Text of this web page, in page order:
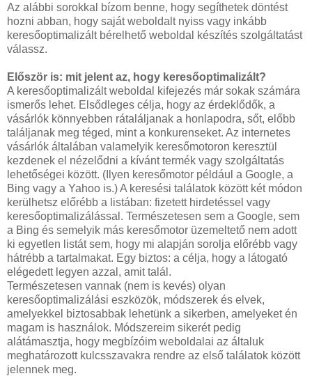
Az alábbi sorokkal bízom benne, hogy segíthetek döntést
hozni abban, hogy saját weboldalt nyiss vagy inkább
keresőoptimalizált bérelhető weboldal készítés szolgáltatást
válassz.
Először is: mit jelent az, hogy keresőoptimalizált?
A keresőoptimalizált weboldal kifejezés már sokak számára
ismerős lehet. Elsődleges célja, hogy az érdeklődők, a
vásárlók könnyebben rátaláljanak a honlapodra, sőt, előbb
találjanak meg téged, mint a konkurenseket. Az internetes
vásárlók általában valamelyik keresőmotoron keresztül
kezdenek el nézelődni a kívánt termék vagy szolgáltatás
lehetőségei között. (Ilyen keresőmotor például a Google, a
Bing vagy a Yahoo is.) A keresési találatok között két módon
kerülhetsz előrébb a listában: fizetett hirdetéssel vagy
keresőoptimalizálással. Természetesen sem a Google, sem
a Bing és semelyik más keresőmotor üzemeltető nem adott
ki egyetlen listát sem, hogy mi alapján sorolja előrébb vagy
hátrébb a tartalmakat. Egy biztos: a célja, hogy a látogató
elégedett legyen azzal, amit talál.
Természetesen vannak (nem is kevés) olyan
keresőoptimalizálási eszközök, módszerek és elvek,
amelyekkel biztosabbak lehetünk a sikerben, amelyeket én
magam is használok. Módszereim sikerét pedig
alátámasztja, hogy megbízóim weboldalai az általuk
meghatározott kulcsszavakra rendre az első találatok között
jelennek meg.